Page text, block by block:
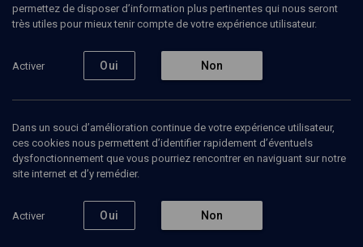
Abonnez-vous à notre newsletter
Société La rédaction
permettez de disposer d’information plus pertinentes qui nous seront
très utiles pour mieux tenir compte de votre expérience utilisateur.
Activer Oui Non
Dans un souci d’amélioration continue de votre expérience utilisateur,
ces cookies nous permettent d’identifier rapidement d’éventuels
dysfonctionnement que vous pourriez rencontrer en naviguant sur notre
site internet et d’y remédier.
Activer Oui Non